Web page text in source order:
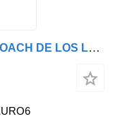
MAN LUZ TRASERA EURO6 DEL COACH DE LOS LEONES MAN piloto trasero para MAN LİONS COACH autobús